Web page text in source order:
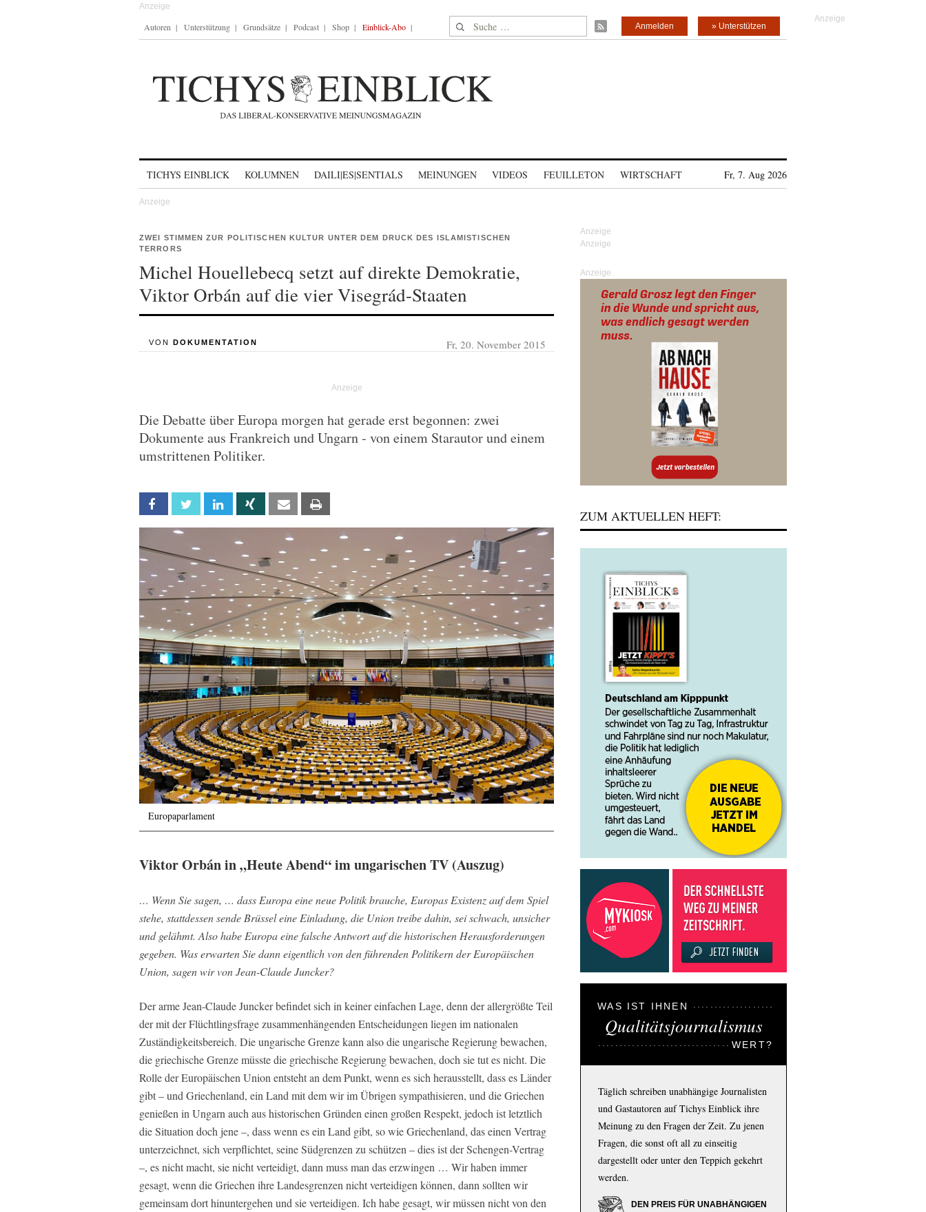
Autoren Unterstützung Grundsätze Podcast Shop Einblick-Abo Suche nach: » Unterstützen
Anmelden
TICHYS EINBLICK KOLUMNEN DAILI|ES|SENTIALS MEINUNGEN VIDEOS FEUILLETON WIRTSCHAFT Fr, 7. Aug 2026
ZWEI STIMMEN ZUR POLITISCHEN KULTUR UNTER DEM DRUCK DES ISLAMISTISCHEN
TERRORS
Michel Houellebecq setzt auf direkte Demokratie,
Viktor Orbán auf die vier Visegrád-Staaten
VON DOKUMENTATION Fr, 20. November 2015
Die Debatte über Europa morgen hat gerade erst begonnen: zwei
Dokumente aus Frankreich und Ungarn - von einem Starautor und einem
umstrittenen Politiker.
Facebook Twitter Linkedin Xing Email
Europaparlament
Viktor Orbán in „Heute Abend“ im ungarischen TV (Auszug)
… Wenn Sie sagen, … dass Europa eine neue Politik brauche, Europas Existenz auf dem Spiel
stehe, stattdessen sende Brüssel eine Einladung, die Union treibe dahin, sei schwach, unsicher
und gelähmt. Also habe Europa eine falsche Antwort auf die historischen Herausforderungen
gegeben. Was erwarten Sie dann eigentlich von den führenden Politikern der Europäischen
Union, sagen wir von Jean-Claude Juncker?
Der arme Jean-Claude Juncker befindet sich in keiner einfachen Lage, denn der allergrößte Teil
der mit der Flüchtlingsfrage zusammenhängenden Entscheidungen liegen im nationalen
Zuständigkeitsbereich. Die ungarische Grenze kann also die ungarische Regierung bewachen,
die griechische Grenze müsste die griechische Regierung bewachen, doch sie tut es nicht. Die
Rolle der Europäischen Union entsteht an dem Punkt, wenn es sich herausstellt, dass es Länder
gibt – und Griechenland, ein Land mit dem wir im Übrigen sympathisieren, und die Griechen
genießen in Ungarn auch aus historischen Gründen einen großen Respekt, jedoch ist letztlich
die Situation doch jene –, dass wenn es ein Land gibt, so wie Griechenland, das einen Vertrag
unterzeichnet, sich verpflichtet, seine Südgrenzen zu schützen – dies ist der Schengen-Vertrag
–, es nicht macht, sie nicht verteidigt, dann muss man das erzwingen … Wir haben immer
gesagt, wenn die Griechen ihre Landesgrenzen nicht verteidigen können, dann sollten wir
gemeinsam dort hinuntergehen und sie verteidigen. Ich habe gesagt, wir müssen nicht von den
Anzeige
ZUM AKTUELLEN HEFT:
WAS IST IHNEN
Qualitätsjournalismus
WERT?
Täglich schreiben unabhängige Journalisten
und Gastautoren auf Tichys Einblick ihre
Meinung zu den Fragen der Zeit. Zu jenen
Fragen, die sonst oft all zu einseitig
dargestellt oder unter den Teppich gekehrt
werden.
DEN PREIS FÜR UNABHÄNGIGEN